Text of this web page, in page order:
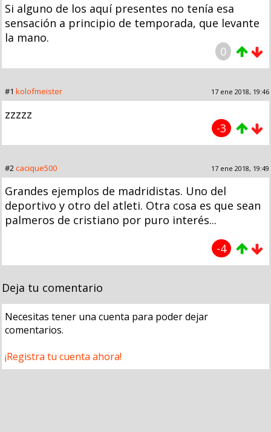
Si alguno de los aquí presentes no tenía esa
sensación a principio de temporada, que levante
la mano.
0
#1 kolofmeister 17 ene 2018, 19:46
zzzzz
-3
#2cacique500 17 ene 2018, 19:49
Grandes ejemplos de madridistas. Uno del
deportivo y otro del atleti. Otra cosa es que sean
palmeros de cristiano por puro interés...
-4
Deja tu comentario
Necesitas tener una cuenta para poder dejar
comentarios.
¡Registra tu cuenta ahora!